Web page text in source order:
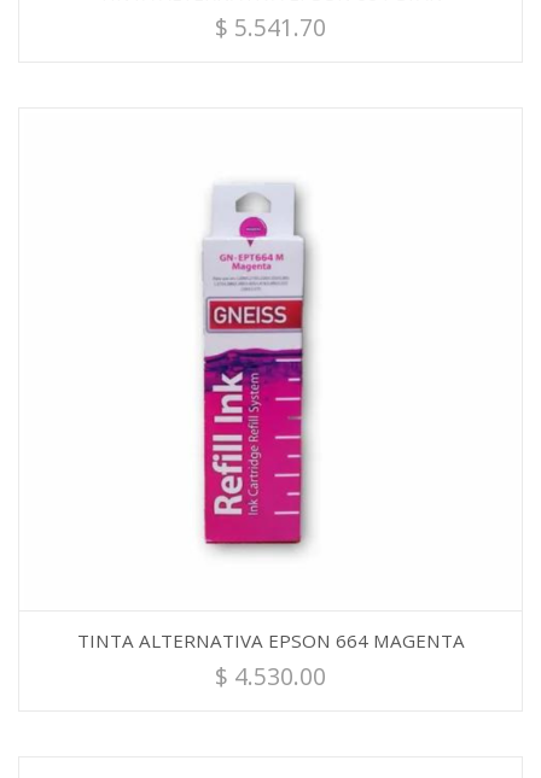
$ 5.541.70
TINTA ALTERNATIVA EPSON 664 MAGENTA
$ 4.530.00